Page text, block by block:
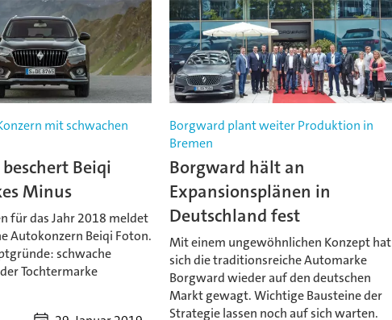
mit schwachen
Beiqi
Minus
für das Jahr 2018 meldet
Autokonzern Beiqi Foton.
schwache
Tochtermarke
Borgward plant weiter Produktion in
Bremen
Borgward hält an
Expansionsplänen in
Deutschland fest
Mit einem ungewöhnlichen Konzept hat
sich die traditionsreiche Automarke
Borgward wieder auf den deutschen
Markt gewagt. Wichtige Bausteine der
Strategie lassen noch auf sich warten.